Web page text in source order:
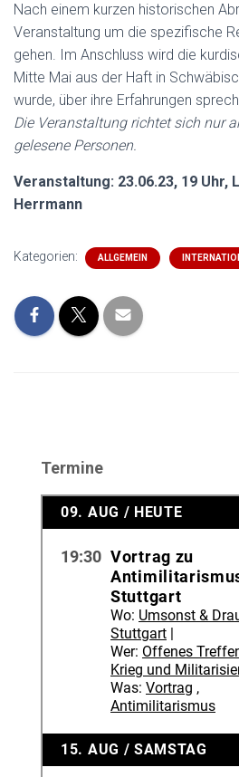
Nach einem kurzen historischen
Veranstaltung um die spezifische
gehen. Im Anschluss wird die
Mitte Mai aus der Haft in
wurde, über ihre Erfahrungen
Die Veranstaltung richtet sich nur
gelesene Personen.
Veranstaltung: 23.06.23, 19 Uhr,
Herrmann
Kategorien: ALLGEMEIN
Termine